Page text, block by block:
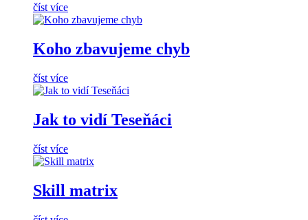
číst více
Koho zbavujeme chyb
číst více
Jak to vidí Teseňáci
číst více
Skill matrix